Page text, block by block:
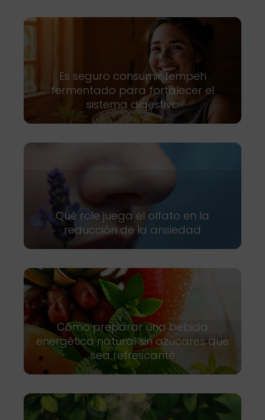
Es seguro consumir tempeh
fermentado para fortalecer el
sistema digestivo
Qué role juega el olfato en la
reducción de la ansiedad
Cómo preparar una bebida
energética natural sin azúcares que
sea refrescante